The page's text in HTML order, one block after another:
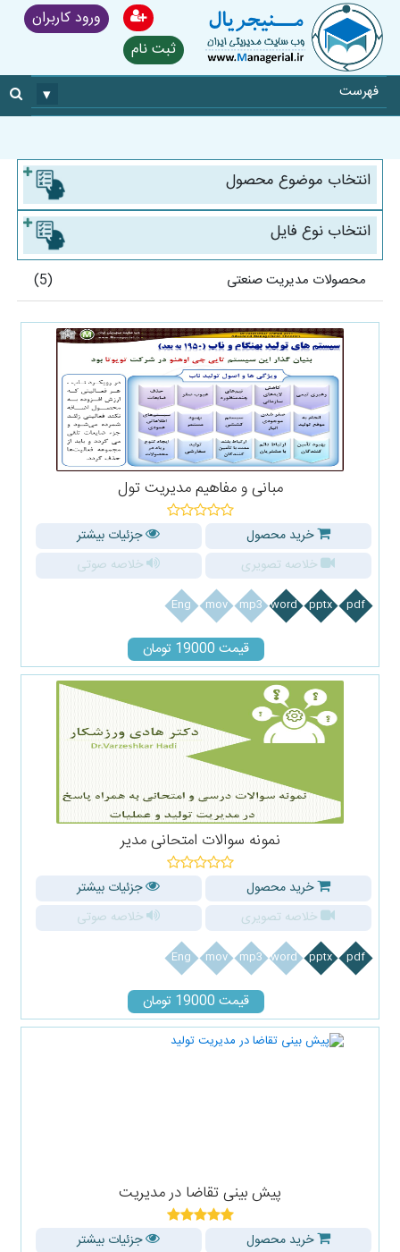
ورود کاربران
ثبت نام
فهرست ▾
انتخاب موضوع محصول
انتخاب نوع فایل
محصولات مدیریت صنعتی (5)
مبانی و مفاهیم مدیریت تول
خرید محصول
جزئیات بیشتر
خلاصه تصویری
خلاصه صوتی
pdf
pptx
word
mp3
mov
Eng
قیمت 19000 تومان
نمونه سوالات امتحانی مدیر
خرید محصول
جزئیات بیشتر
خلاصه تصویری
خلاصه صوتی
pdf
pptx
word
mp3
mov
Eng
قیمت 19000 تومان
پیش بینی تقاضا در مدیریت
خرید محصول
جزئیات بیشتر